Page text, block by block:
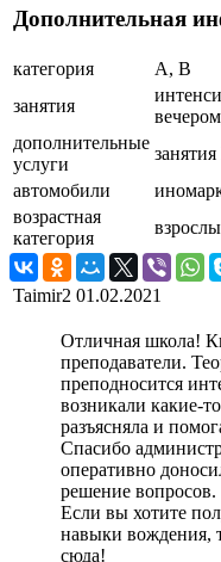
Дополнительная
категория
A, B
занятия
дополнительные
услуги
автомобили
возрастная
категория
Taimir2 01.02.2021
Отличная школа!
преподаватели.
преподносится
возникали какие-
разъясняла и
Спасибо
оперативно
решение вопросов.
Если вы хотите
навыки вождения,
сюда!